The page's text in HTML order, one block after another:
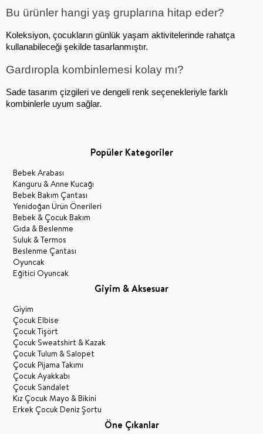
Bu ürünler hangi yaş gruplarına hitap eder?
Koleksiyon, çocukların günlük yaşam aktivitelerinde rahatça
kullanabileceği şekilde tasarlanmıştır.
Gardıropla kombinlemesi kolay mı?
Sade tasarım çizgileri ve dengeli renk seçenekleriyle farklı
kombinlerle uyum sağlar.
Popüler Kategoriler
Bebek Arabası
Kanguru & Anne Kucağı
Bebek Bakım Çantası
Yenidoğan Ürün Önerileri
Bebek & Çocuk Bakım
Gıda & Beslenme
Suluk & Termos
Beslenme Çantası
Oyuncak
Eğitici Oyuncak
Giyim & Aksesuar
Giyim
Çocuk Elbise
Çocuk Tişört
Çocuk Sweatshirt & Kazak
Çocuk Tulum & Salopet
Çocuk Pijama Takımı
Çocuk Ayakkabı
Çocuk Sandalet
Kız Çocuk Mayo & Bikini
Erkek Çocuk Deniz Şortu
Öne Çıkanlar